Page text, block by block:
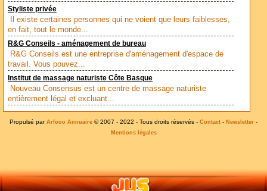
Styliste privée
Il existe certaines personnes qui ne voient que leurs faiblesses,
en fait, tout le monde...
R&G Conseils - aménagement de bureau
R&G Conseils est une entreprise d'aménagement d'espace de
travail. Vous pouvez...
Institut de massage naturiste Côte Basque
Nouveau Consensus est un centre de massage naturiste
entièrement légal et excluant...
Propulsé par Arfooo Annuaire © 2007 - 2022 - Tous droits réservés - Contact - Newsletter -
Mentions légales